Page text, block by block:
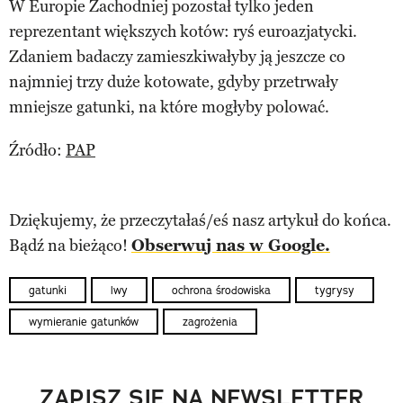
W Europie Zachodniej pozostał tylko jeden
reprezentant większych kotów: ryś euroazjatycki.
Zdaniem badaczy zamieszkiwałyby ją jeszcze co
najmniej trzy duże kotowate, gdyby przetrwały
mniejsze gatunki, na które mogłyby polować.
Źródło: PAP
Dziękujemy, że przeczytałaś/eś nasz artykuł do końca.
Bądź na bieżąco! Obserwuj nas w Google.
gatunki lwy ochrona środowiska tygrysy
wymieranie gatunków zagrożenia